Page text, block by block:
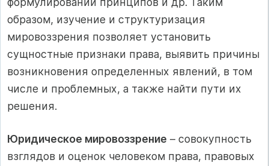
образом, изучение и структуризация
мировоззрения позволяет установить
сущностные признаки права, выявить причины
возникновения определенных явлений, в том
числе и проблемных, а также найти пути их
решения.
Юридическое мировоззрение – совокупность
взглядов и оценок человеком права, правовых